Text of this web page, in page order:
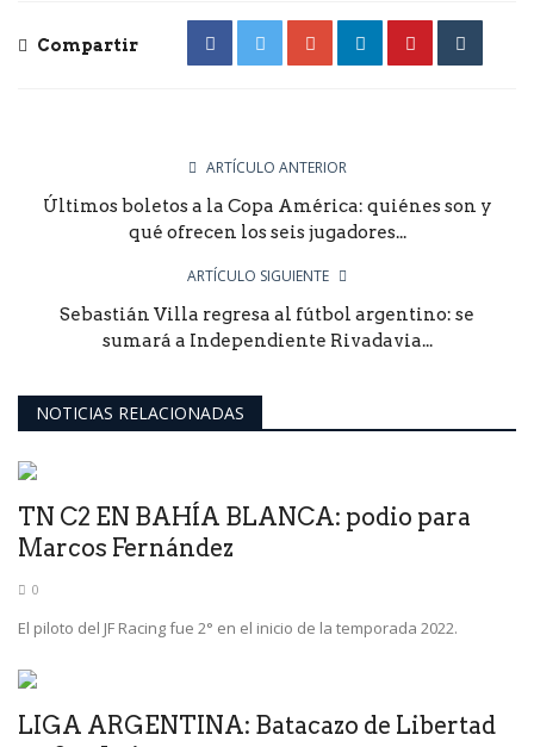
Compartir
ARTÍCULO ANTERIOR
Últimos boletos a la Copa América: quiénes son y
qué ofrecen los seis jugadores...
ARTÍCULO SIGUIENTE
Sebastián Villa regresa al fútbol argentino: se
sumará a Independiente Rivadavia...
NOTICIAS RELACIONADAS
TN C2 EN BAHÍA BLANCA: podio para
Marcos Fernández
0
El piloto del JF Racing fue 2° en el inicio de la temporada 2022.
LIGA ARGENTINA: Batacazo de Libertad